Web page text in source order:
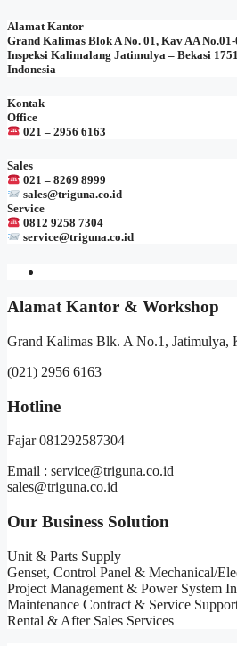
Alamat Kantor
Grand Kalimas Blok A No. 01, Kav AA
Inspeksi Kalimalang Jatimulya – Bekasi
Indonesia
Kontak
Office
021 – 2956 6163
Sales
021 – 8269 8999
sales@triguna.co.id
Service
0812 9258 7304
service@triguna.co.id
Alamat Kantor & Workshop
Grand Kalimas Blk. A No.1, Jatimulya,
(021) 2956 6163
Hotline
Fajar 081292587304
Email : service@triguna.co.id
sales@triguna.co.id
Our Business Solution
Unit & Parts Supply
Genset, Control Panel & Mechanical/
Project Management & Power System
Maintenance Contract & Service
Rental & After Sales Services